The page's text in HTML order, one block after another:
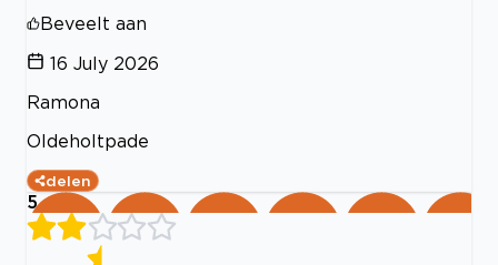
Beveelt aan
16 July 2026
Ramona
Oldeholtpade
delen
5